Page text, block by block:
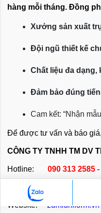
hàng mỗi tháng. Đồng
Xưởng sản xuất
Đội ngũ thiết kế
Chất liệu đa dạng,
Đảm bảo đúng
Cam kết: “Nhận
Để được tư vấn và báo
CÔNG TY TNHH TM DV
Hotline: 090 313 2585
Email:
Website: zumiuniform.vn